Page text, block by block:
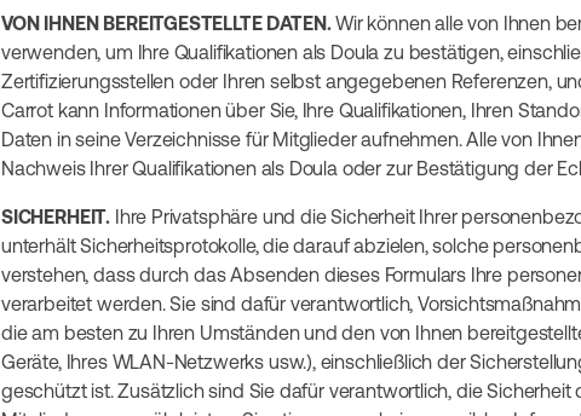
VON IHNEN BEREITGESTELLTE DATEN.Wir können alle von Ihnen
verwenden, um Ihre Qualifikationen als Doula zu bestätigen,
Zertifizierungsstellen oder Ihren selbst angegebenen Referenzen,
Carrot kann Informationen über Sie, Ihre Qualifikationen, Ihren
Daten in seine Verzeichnisse für Mitglieder aufnehmen. Alle von
Nachweis Ihrer Qualifikationen als Doula oder zur Bestätigung der
SICHERHEIT. Ihre Privatsphäre und die Sicherheit Ihrer
unterhält Sicherheitsprotokolle, die darauf abzielen, solche
verstehen, dass durch das Absenden dieses Formulars Ihre
verarbeitet werden. Sie sind dafür verantwortlich,
die am besten zu Ihren Umständen und den von Ihnen
Geräte, Ihres WLAN-Netzwerks usw.), einschließlich der
geschützt ist. Zusätzlich sind Sie dafür verantwortlich, die